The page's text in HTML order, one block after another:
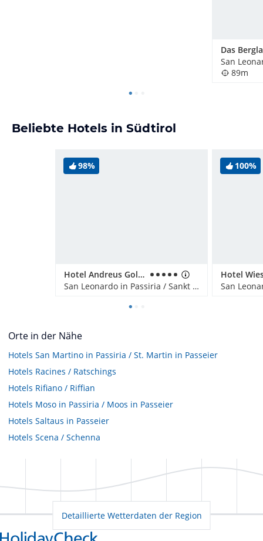
Das
89m
Beliebte Hotels in Südtirol
98%
Hotel Andreus Golf & Spa Resort
San Leonardo in Passiria / Sankt Leonhard in Passeier, Italien
100%
Orte in der Nähe
Hotels San Martino in Passiria / St. Martin in Passeier
Hotels Racines / Ratschings
Hotels Rifiano / Riffian
Hotels Moso in Passiria / Moos in Passeier
Hotels Saltaus in Passeier
Hotels Scena / Schenna
Detaillierte Wetterdaten der Region